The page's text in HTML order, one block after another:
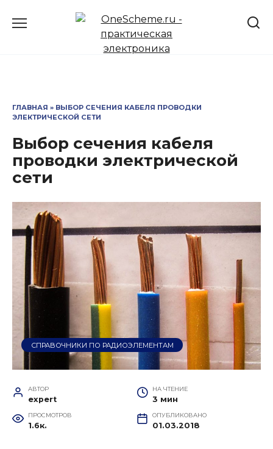
ГЛАВНАЯ » ВЫБОР СЕЧЕНИЯ КАБЕЛЯ ПРОВОДКИ
ЭЛЕКТРИЧЕСКОЙ СЕТИ
Выбор сечения кабеля
проводки электрической
сети
СПРАВОЧНИКИ ПО РАДИОЭЛЕМЕНТАМ
АВТОР
expert
НА ЧТЕНИЕ
3 мин
ПРОСМОТРОВ
1.6к.
ОПУБЛИКОВАНО
01.03.2018